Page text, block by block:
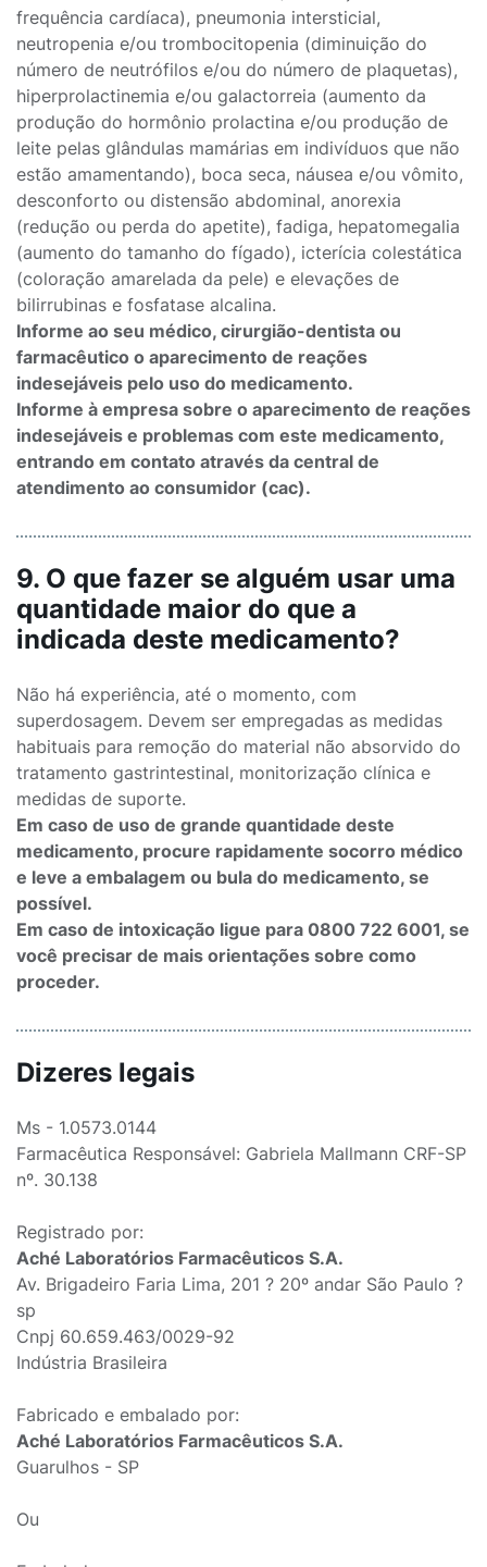
frequência cardíaca), pneumonia intersticial,
neutropenia e/ou trombocitopenia (diminuição do
número de neutrófilos e/ou do número de plaquetas),
hiperprolactinemia e/ou galactorreia (aumento da
produção do hormônio prolactina e/ou produção de
leite pelas glândulas mamárias em indivíduos que não
estão amamentando), boca seca, náusea e/ou vômito,
desconforto ou distensão abdominal, anorexia
(redução ou perda do apetite), fadiga, hepatomegalia
(aumento do tamanho do fígado), icterícia colestática
(coloração amarelada da pele) e elevações de
bilirrubinas e fosfatase alcalina.
Informe ao seu médico, cirurgião-dentista ou
farmacêutico o aparecimento de reações
indesejáveis pelo uso do medicamento.
Informe à empresa sobre o aparecimento de reações
indesejáveis e problemas com este medicamento,
entrando em contato através da central de
atendimento ao consumidor (cac).
9. O que fazer se alguém usar uma
quantidade maior do que a
indicada deste medicamento?
Não há experiência, até o momento, com
superdosagem. Devem ser empregadas as medidas
habituais para remoção do material não absorvido do
tratamento gastrintestinal, monitorização clínica e
medidas de suporte.
Em caso de uso de grande quantidade deste
medicamento, procure rapidamente socorro médico
e leve a embalagem ou bula do medicamento, se
possível.
Em caso de intoxicação ligue para 0800 722 6001, se
você precisar de mais orientações sobre como
proceder.
Dizeres legais
Ms - 1.0573.0144
Farmacêutica Responsável: Gabriela Mallmann CRF-SP
nº. 30.138
Registrado por:
Aché Laboratórios Farmacêuticos S.A.
Av. Brigadeiro Faria Lima, 201 ? 20º andar São Paulo ?
sp
Cnpj 60.659.463/0029-92
Indústria Brasileira
Fabricado e embalado por:
Aché Laboratórios Farmacêuticos S.A.
Guarulhos - SP
Ou